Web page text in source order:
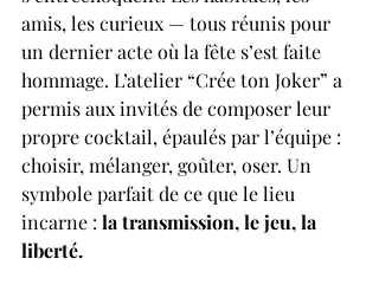
amis, les curieux — tous réunis pour
un dernier acte où la fête s’est faite
hommage. L’atelier “Crée ton Joker” a
permis aux invités de composer leur
propre cocktail, épaulés par l’équipe :
choisir, mélanger, goûter, oser. Un
symbole parfait de ce que le lieu
incarne : la transmission, le jeu, la
liberté.